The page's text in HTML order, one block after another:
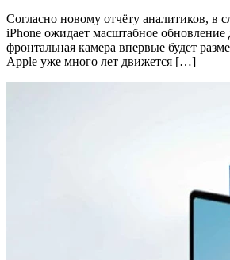
Согласно новому отчёту аналитиков, в
iPhone ожидает масштабное
фронтальная камера впервые будет
Apple уже много лет движется […]